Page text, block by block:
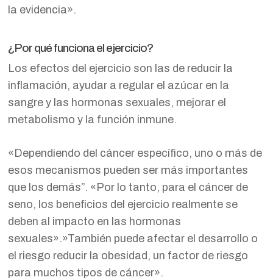
la evidencia».
¿Por qué funciona el ejercicio?
Los efectos del ejercicio son las de reducir la
inflamación, ayudar a regular el azúcar en la
sangre y las hormonas sexuales, mejorar el
metabolismo y la función inmune.
«Dependiendo del cáncer específico, uno o más de
esos mecanismos pueden ser más importantes
que los demás”. «Por lo tanto, para el cáncer de
seno, los beneficios del ejercicio realmente se
deben al impacto en las hormonas
sexuales».»También puede afectar el desarrollo o
el riesgo reducir la obesidad, un factor de riesgo
para muchos tipos de cáncer».